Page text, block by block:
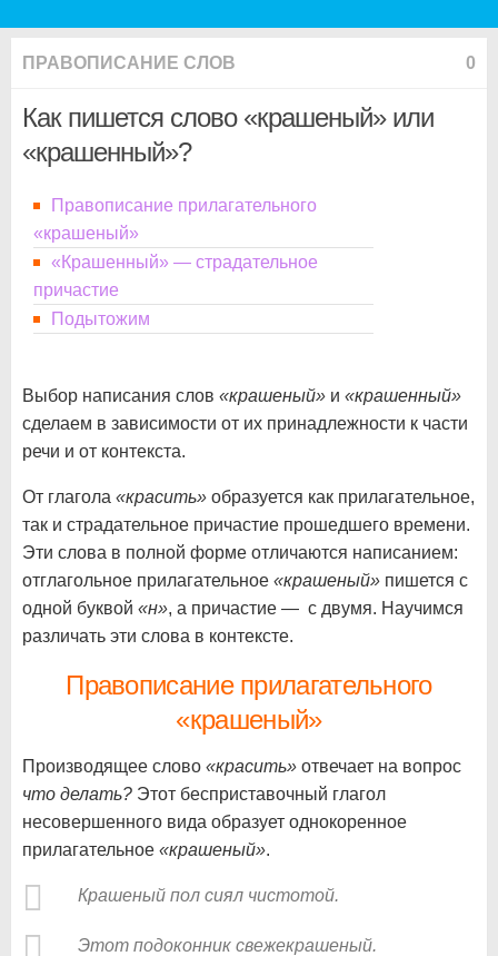
ПРАВОПИСАНИЕ СЛОВ 0
Как пишется слово «крашеный» или
«крашенный»?
Правописание прилагательного
«крашеный»
«Крашенный» — страдательное
причастие
Подытожим
Выбор написания слов «крашеный» и «крашенный»
сделаем в зависимости от их принадлежности к части
речи и от контекста.
От глагола «красить» образуется как прилагательное,
так и страдательное причастие прошедшего времени.
Эти слова в полной форме отличаются написанием:
отглагольное прилагательное «крашеный» пишется с
одной буквой «н», а причастие — с двумя. Научимся
различать эти слова в контексте.
Правописание прилагательного
«крашеный»
Производящее слово «красить» отвечает на вопрос
что делать? Этот бесприставочный глагол
несовершенного вида образует однокоренное
прилагательное «крашеный».
Крашеный пол сиял чистотой.
Этот подоконник свежекрашеный.